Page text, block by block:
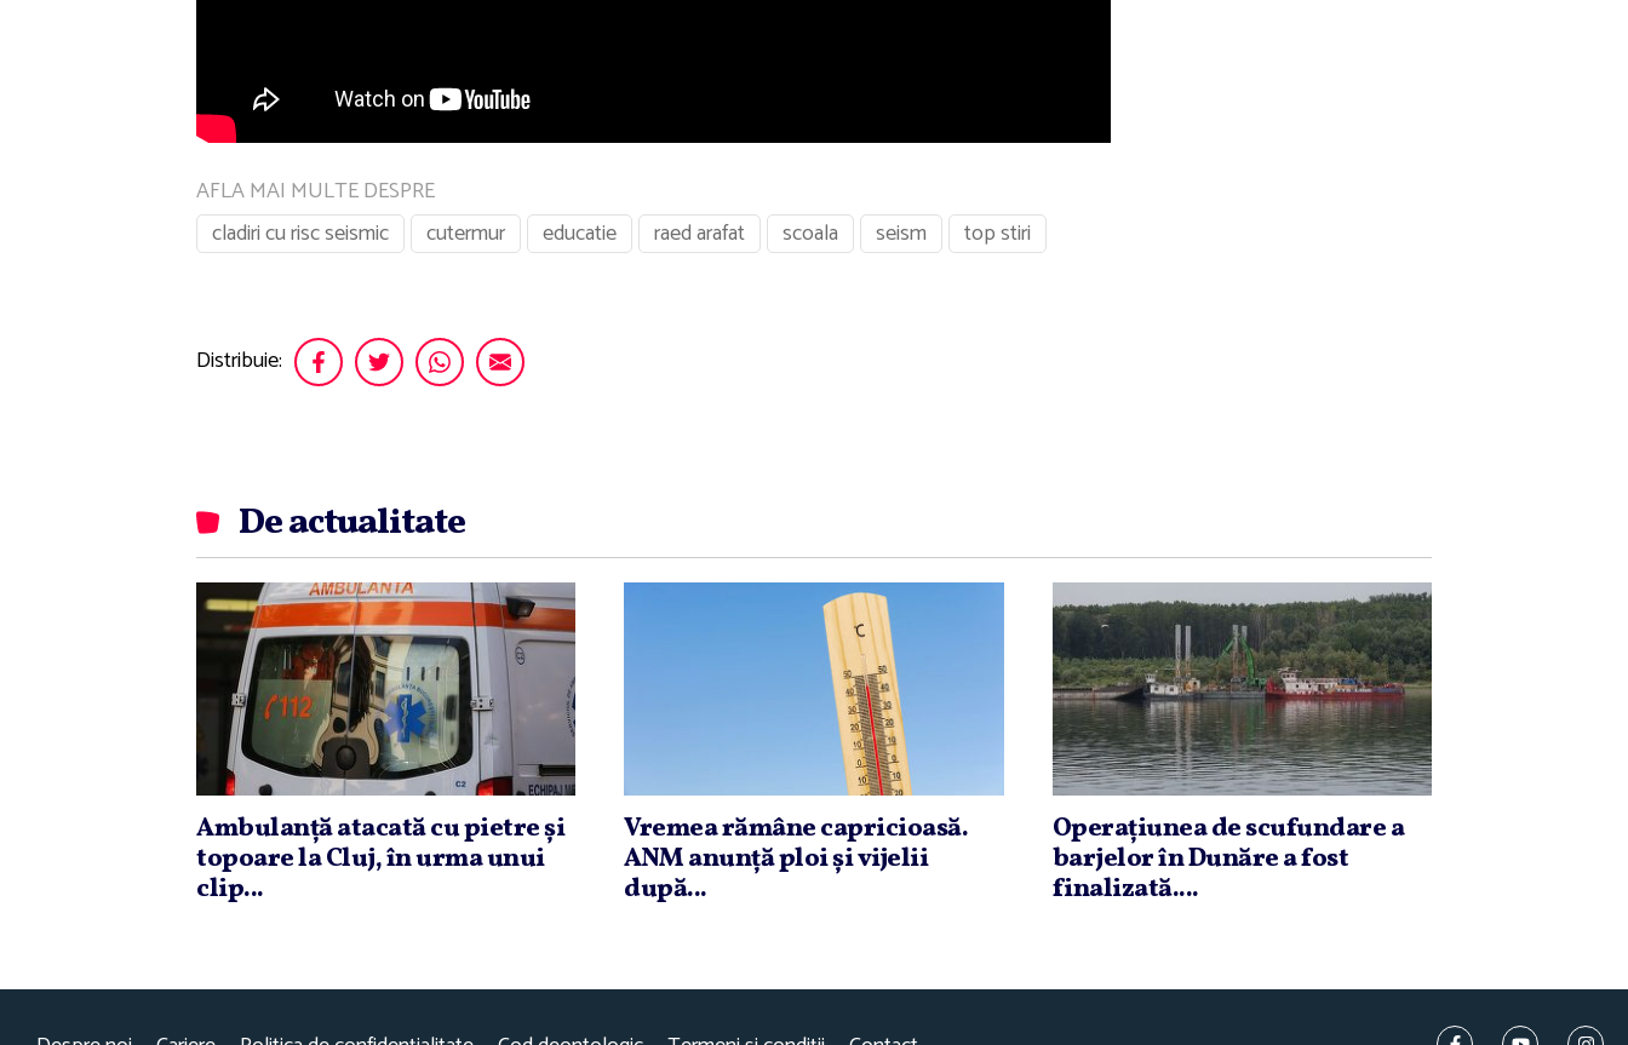
AFLA MAI MULTE DESPRE
cladiri cu risc seismic
cutermur educatie raed arafat scoala seism top stiri
Distribuie:
De actualitate
Ambulanţă atacată cu pietre şi
topoare la Cluj, în urma unui
clip...
Vremea rămâne capricioasă.
ANM anunţă ploi şi vijelii
după...
Operaţiunea de scufundare a
barjelor în Dunăre a fost
finalizată....